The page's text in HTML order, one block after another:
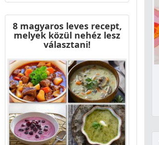
8 magyaros leves recept,
melyek közül nehéz lesz
választani!